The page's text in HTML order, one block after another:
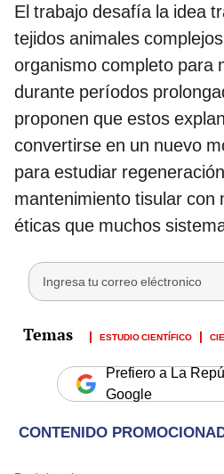
El trabajo desafía la idea
tejidos animales
organismo completo para
durante períodos
proponen que estos
convertirse en un nuevo
para estudiar
mantenimiento tisular con
éticas que muchos
ESTUDIO CIENTÍFICO
Prefiero a La
Google